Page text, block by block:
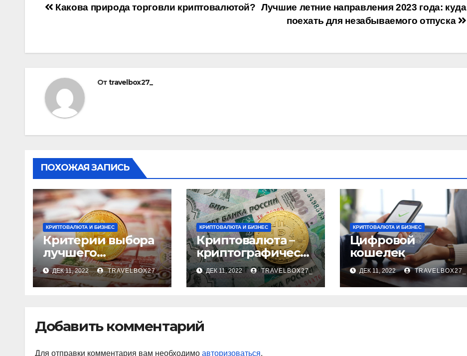
Навигация
записям
Лучшие летние направления 2023 года: куда
поехать для незабываемого отпуска
Какова природа торговли криптовалютой?
Отtravelbox27_
ПОХОЖАЯ ЗАПИСЬ
КРИПТОВАЛЮТА И БИЗНЕС
Критерии выбора
лучшего
обменника
ДЕК 11, 2022 TRAVELBOX27_
КРИПТОВАЛЮТА И БИЗНЕС
Криптовалюта –
криптографическ
ий бизнес
ДЕК 11, 2022 TRAVELBOX27_
КРИПТОВАЛЮТА И БИЗНЕС
Цифровой
кошелек
ДЕК 11, 2022 TRAVELBOX27_
Добавить комментарий
Для отправки комментария вам необходимо авторизоваться.